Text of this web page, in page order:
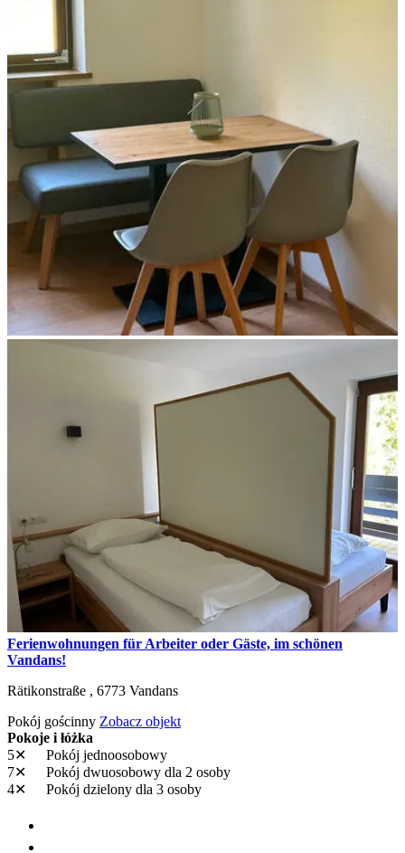
Ferienwohnungen für Arbeiter oder Gäste, im schönen
Vandans!
Rätikonstraße , 6773 Vandans
Pokój gościnny Zobacz objekt
Pokoje i łóżka
5✕
Pokój jednoosobowy
7✕
Pokój dwuosobowy dla 2 osoby
4✕
Pokój dzielony dla 3 osoby